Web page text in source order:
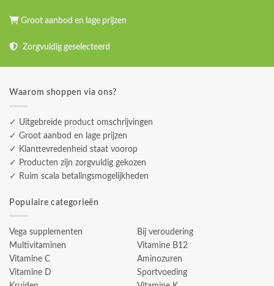
Groot aanbod en lage prijzen
Zorgvuldig geselecteerd
Waarom shoppen via ons?
✓ Uitgebreide product omschrijvingen
✓ Groot aanbod en lage prijzen
✓ Klanttevredenheid staat voorop
✓ Producten zijn zorgvuldig gekozen
✓ Ruim scala betalingsmogelijkheden
Populaire categorieën
Vega supplementen
Multivitaminen
Vitamine C
Vitamine D
Bij veroudering
Vitamine B12
Aminozuren
Sportvoeding